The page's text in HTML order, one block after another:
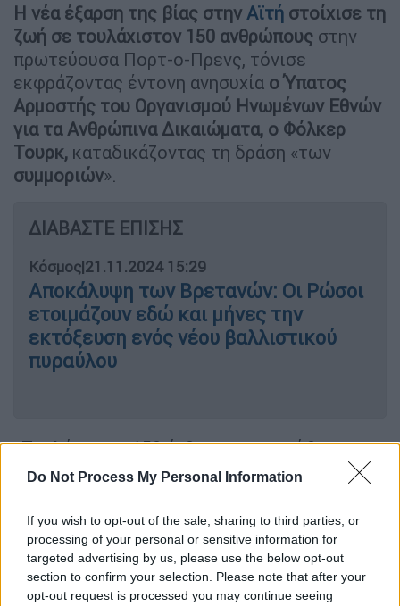
Do Not Process My Personal Information
If you wish to opt-out of the sale, sharing to third parties, or
processing of your personal or sensitive information for
targeted advertising by us, please use the below opt-out
section to confirm your selection. Please note that after your
opt-out request is processed you may continue seeing
Η νέα έξαρση της βίας στην Αϊτή στοίχισε τη
ζωή σε τουλάχιστον 150 ανθρώπους στην
πρωτεύουσα Πορτ-ο-Πρενς, τόνισε
εκφράζοντας έντονη ανησυχία ο Ύπατος
Αρμοστής του Οργανισμού Ηνωμένων Εθνών
για τα Ανθρώπινα Δικαιώματα, ο Φόλκερ
Τουρκ, καταδικάζοντας τη δράση «των
συμμοριών».
ΔΙΑΒΑΣΤΕ ΕΠΙΣΗΣ
Κόσμος|21.11.2024 15:29
Αποκάλυψη των Βρετανών: Οι Ρώσοι
ετοιμάζουν εδώ και μήνες την
εκτόξευση ενός νέου βαλλιστικού
πυραύλου
«Τουλάχιστον 150 άνθρωποι σκοτώθηκαν,
(άλλοι) 92 τραυματίστηκαν και περίπου
σπίτια τους κατά τη διάρκεια της
περασμένης εβδομάδας», τόνισε ο κ. Τουρκ,
σύμφωνα με ανακοίνωση των υπηρεσιών του
στηΓενεύη.